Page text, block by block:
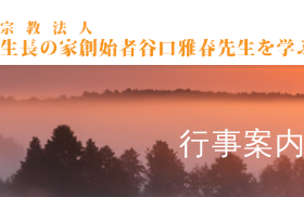
行事案内